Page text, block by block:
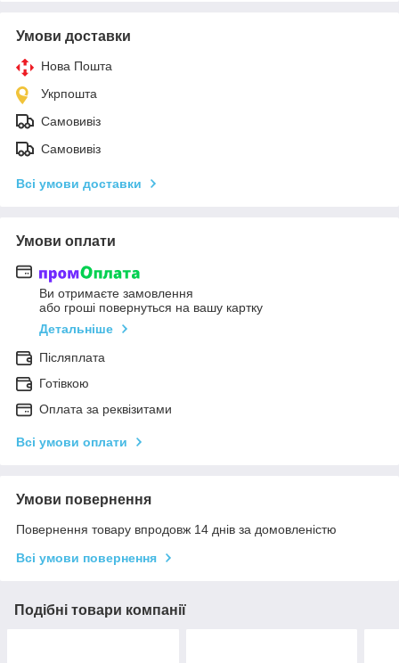
Умови доставки
Нова Пошта
Укрпошта
Самовивіз
Самовивіз
Всі умови доставки
Умови оплати
Ви отримаєте замовлення
або гроші повернуться на вашу картку
Детальніше
Післяплата
Готівкою
Оплата за реквізитами
Всі умови оплати
Умови повернення
Повернення товару впродовж 14 днів за домовленістю
Всі умови повернення
Подібні товари компанії